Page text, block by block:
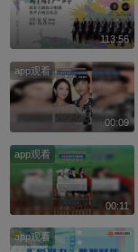
113:56
app观看
00:09
app观看
00:11
app观看